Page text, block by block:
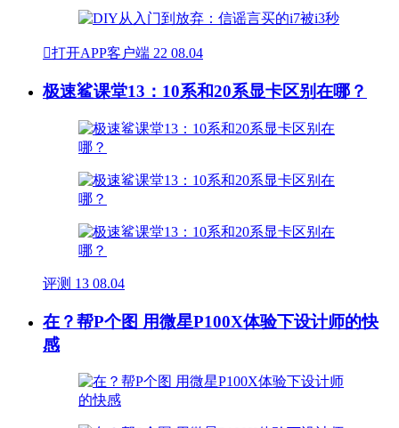
打开APP客户端 22 08.04
极速鲨课堂13：10系和20系显卡区别在哪？
评测 13 08.04
在？帮P个图 用微星P100X体验下设计师的快
感